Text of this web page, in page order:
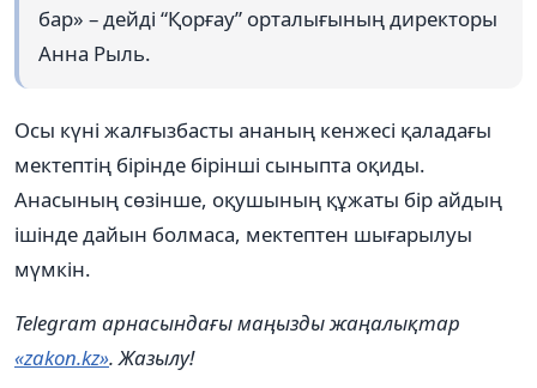
бар» – дейді “Қорғау” орталығының директоры
Анна Рыль.
Осы күні жалғызбасты ананың кенжесі қаладағы
мектептің бірінде бірінші сыныпта оқиды.
Анасының сөзінше, оқушының құжаты бір айдың
ішінде дайын болмаса, мектептен шығарылуы
мүмкін.
Telegram арнасындағы маңызды жаңалықтар
«zakon.kz». Жазылу!